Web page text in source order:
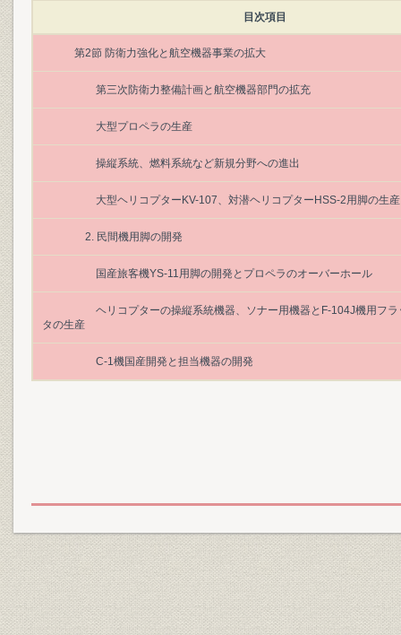
目次項目
第2節 防衛力強化と航空機器事業の拡大
第三次防衛力整備計画と航空機器部門の拡充
大型プロペラの生産
操縦系統、燃料系統など新規分野への進出
大型ヘリコプターKV-107、対潜ヘリコプターHSS-2用脚の生産
2. 民間機用脚の開発
国産旅客機YS-11用脚の開発とプロペラのオーバーホール
ヘリコプターの操縦系統機器、ソナー用機器とF-104J機用フ
タの生産
C-1機国産開発と担当機器の開発